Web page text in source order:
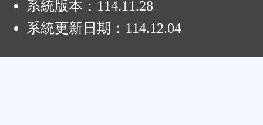
系統版本： 114.11.28
系統更新日期： 114.12.04